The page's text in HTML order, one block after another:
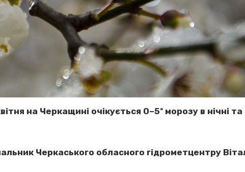
на Черкащині очікується 0–5º морозу в нічні та
Черкаського обласного гідрометцентру